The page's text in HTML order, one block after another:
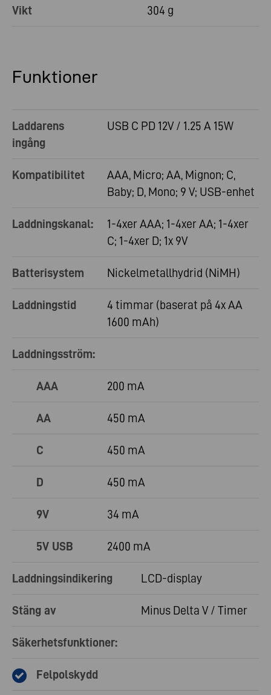
Vikt 304 g
Funktioner
Laddarens
ingång
USB C PD 12V / 1.25 A 15W
Kompatibilitet
AAA, Micro; AA, Mignon; C,
Baby; D, Mono; 9 V; USB-enhet
Laddningskanal:
1-4xer AAA; 1-4xer AA; 1-4xer
C; 1-4xer D; 1x 9V
Batterisystem Nickelmetallhydrid (NiMH)
Laddningstid
4 timmar (baserat på 4x AA
1600 mAh)
Laddningsström:
AAA 200 mA
AA 450 mA
C 450 mA
D 450 mA
9V 34 mA
5V USB 2400 mA
Laddningsindikering LCD-display
Stäng av Minus Delta V / Timer
Säkerhetsfunktioner:
Felpolskydd